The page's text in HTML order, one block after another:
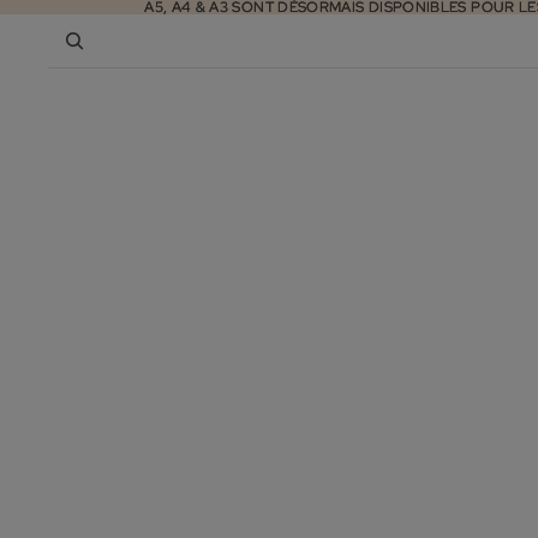
A5, A4 & A3 SONT DÉSORMAIS DISPONIBLES POUR
A5, A4 & A3 SONT DÉSORMAIS DISPONIBLES POUR